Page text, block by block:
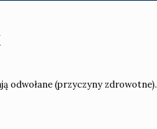
odwołane (przyczyny zdrowotne).